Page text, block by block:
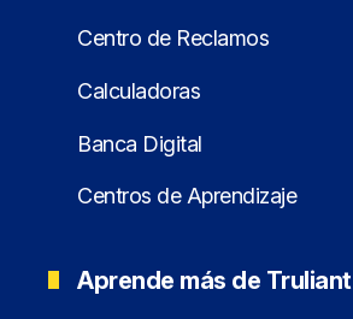
Centro de Reclamos
Calculadoras
Banca Digital
Centros de Aprendizaje
Aprende más de Truliant